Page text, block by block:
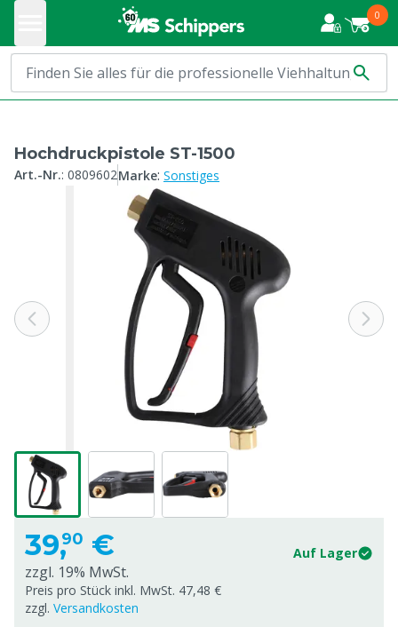
0
Hochdruckpistole ST-1500
Art.-Nr.: 0809602Marke: Sonstiges
39,90 € Auf Lager
zzgl. 19% MwSt.
Preis pro Stück inkl. MwSt. 47,48 €
zzgl. Versandkosten